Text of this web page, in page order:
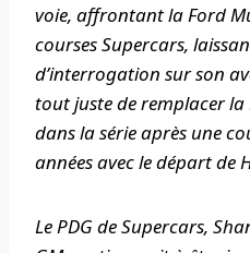
voie, affrontant la Ford
courses Supercars,
d’interrogation sur son
tout juste de remplacer
dans la série après une
années avec le départ de
Le PDG de Supercars,